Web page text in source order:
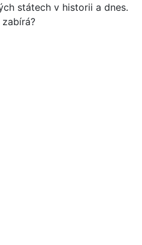
státech v historii a dnes.